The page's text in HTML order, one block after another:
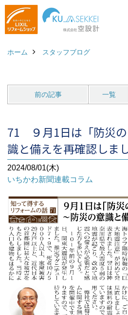
ホーム スタッフブログ
前の記事 一覧
71 ９月1日は「防災
識と備えを再確認しま
2024/08/01(木)
いちかわ新聞連載コラム